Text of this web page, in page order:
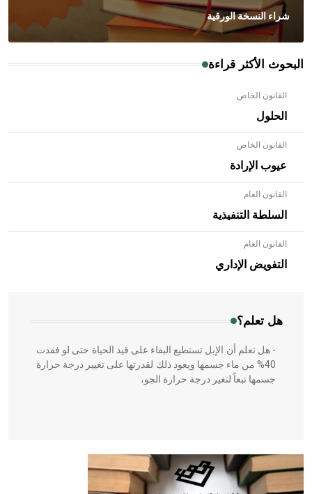
شراء النسخة الورقية
البحوث الأكثر قراءة
القانون الخاص
الحلول
القانون الخاص
عيوب الإرادة
القانون العام
السلطة التنفيذية
القانون العام
التفويض الإداري
هل تعلم؟
- هل تعلم أن الأبلق نوع من الفنون الهندسية التي ارتبطت
بالعمارة الإسلامية في بلاد الشام ومصر خاصة، حيث يحرص
المعمار على بناء مداميكه وخاصة في الواجهات
- هل تعلم أن الإبل تستطيع البقاء على قيد الحياة حتى لو فقدت
40% من ماء جسمها ويعود ذلك لقدرتها على تغيير درجة حرارة
جسمها تبعاً لتغير درجة حرارة الجو،
- هل تعلم أن أبقراط كتب في الطب أربعة مؤلفات هي:
الحكم، الأدلة، تنظيم التغذية، ورسالته في جروح الرأس. ويعود
له الفضل بأنه حرر الطب من الدين والفلسفة.